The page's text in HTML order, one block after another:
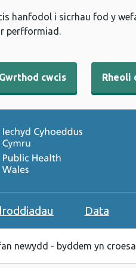
hanfodol i sicrhau fod y
perfformiad.
Gwrthod cwcis Rheoli
Data
newydd - byddem yn